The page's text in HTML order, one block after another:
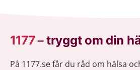
1177–tryggt om din
På 1177.se får du råd om hälsa